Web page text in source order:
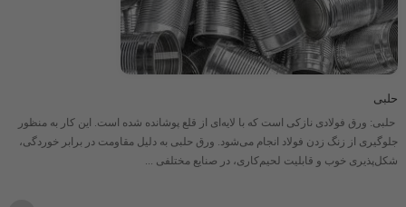
حلبی
حلبی: ورق فولادی نازکی است که با لایه‌ای از قلع پوشانده شده است. این کار به منظور
جلوگیری از زنگ زدن فولاد انجام می‌شود. ورق حلبی به دلیل مقاومت در برابر خوردگی،
شکل‌پذیری خوب و قابلیت لحیم‌کاری، در صنایع مختلفی ...